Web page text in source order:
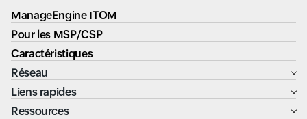
ManageEngine ITOM
Pour les MSP/CSP
Caractéristiques
Réseau
Liens rapides
Ressources